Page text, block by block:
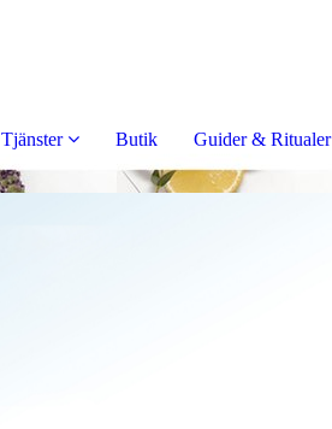
Tjänster Butik Guider & Ritualer